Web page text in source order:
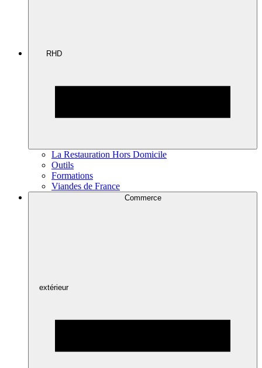
RHD
La Restauration Hors Domicile
Outils
Formations
Viandes de France
Commerce
extérieur